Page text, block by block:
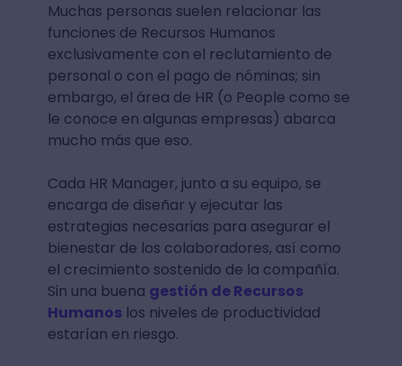
Muchas personas suelen relacionar las
funciones de Recursos Humanos
exclusivamente con el reclutamiento de
personal o con el pago de nóminas; sin
embargo, el área de HR (o People como se
le conoce en algunas empresas) abarca
mucho más que eso.
Cada HR Manager, junto a su equipo, se
encarga de diseñar y ejecutar las
estrategias necesarias para asegurar el
bienestar de los colaboradores, así como
el crecimiento sostenido de la compañía.
Sin una buena gestión de Recursos
Humanoslos niveles de productividad
estarían en riesgo.